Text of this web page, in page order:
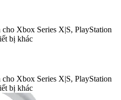
Xbox Series X|S, PlayStation
bị khác
Xbox Series X|S, PlayStation
bị khác